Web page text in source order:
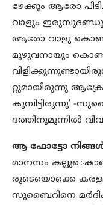
ഴേക്കും ആരോ
വാളും
ആരോ വാളു കൊണ്ട്
മുഴുവനായും
റ്റുമായിരുന്നു
കുമ്പിട്ടിരുന്നു’ -
ദത്തിനുമുന്നിൽ
ആ ഫോ​ട്ടോ
മാനസം
രുടെയൊക്കെ
സുബൈറിനെ